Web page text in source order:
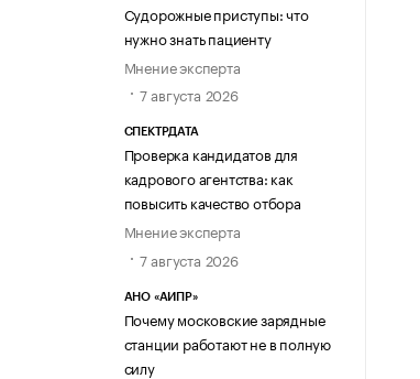
Судорожные приступы: что
нужно знать пациенту
Мнение эксперта
7 августа 2026
СПЕКТРДАТА
Проверка кандидатов для
кадрового агентства: как
повысить качество отбора
Мнение эксперта
7 августа 2026
АНО «АИПР»
Почему московские зарядные
станции работают не в полную
силу